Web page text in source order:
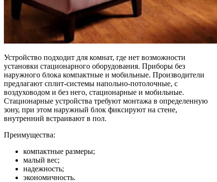
Устройство подходит для комнат, где нет возможности
установки стационарного оборудования. Приборы без
наружного блока компактные и мобильные. Производители
предлагают сплит-системы напольно-потолочные, с
воздуховодом и без него, стационарные и мобильные.
Стационарные устройства требуют монтажа в определенную
зону, при этом наружный блок фиксируют на стене,
внутренний встраивают в пол.
Преимущества:
компактные размеры;
малый вес;
надежность;
экономичность.